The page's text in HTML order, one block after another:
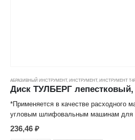
АБРАЗИВНЫЙ ИНСТРУМЕНТ, ИНСТРУМЕНТ, ИНСТРУМЕНТ Т4Р
*Применяется в качестве расходного
угловым шлифовальным машинам для
обработки кромок, сварных швов деталей и конструкций из
различных марок сталей, цветных
236,46 ₽